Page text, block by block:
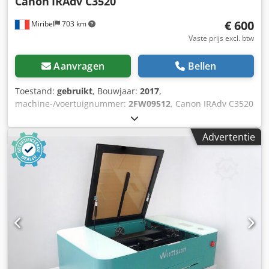
Miribel 703 km € 600
Vaste prijs excl. btw
Aanvragen Bellen
Toestand: gebruikt, Bouwjaar: 2017,
machine-/voertuignummer: 2FW09512, Canon IRAdv C3520
Dit is een Canon IRAdv C3520 fotokopieerapparaat in zeer
goede staat, met een goede kopieerkwaliteit en een laag
aantal afdrukken. Tellerstand: 86.000 kopieën (waarvan
27.000 zwart-wit kopieën en 59.000 kleurenkopieën).
Opties: PCL / PS / Verzenden / Papierinvoereenheid met 2
cassettes. Technische gegevens: Voeding: 220-240 V, 50-60
Hz CM SOLUTIONS is vandaag de dag een van de
toonaangevende Franse en Europese bedrijven op het
gebied van het kopen, verkopen en herwaarderen van
gebruikte kantoormachines. Door transparantie, expertise
en ethiek in elk aspect van onze activiteiten te integreren,
bieden we onze klanten hoogwaardige producten tegen
Advertentie